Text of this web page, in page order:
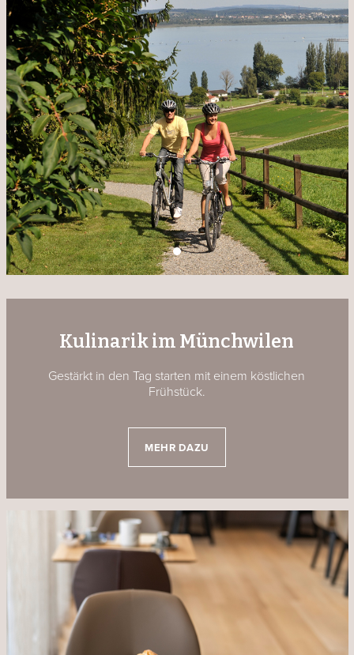
Kulinarik im Münchwilen
Gestärkt in den Tag starten mit einem köstlichen
Frühstück.
MEHR DAZU